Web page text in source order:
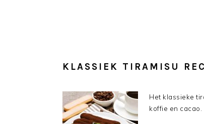
KLASSIEK TIRAMISU
Het klassieke
koffie en